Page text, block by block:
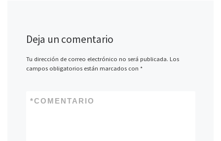
Deja un comentario
Tu dirección de correo electrónico no será publicada. Los
campos obligatorios están marcados con *
COMENTARIO
*